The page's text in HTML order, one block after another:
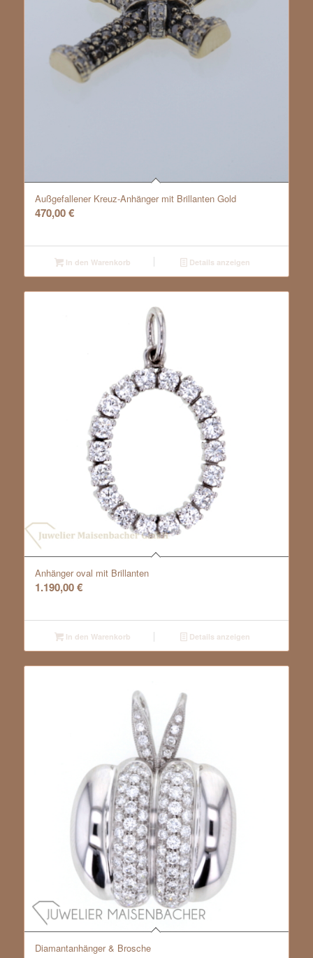
Außgefallener Kreuz-Anhänger mit Brillanten Gold
470,00€
In den Warenkorb Details anzeigen
Anhänger oval mit Brillanten
1.190,00€
In den Warenkorb Details anzeigen
Diamantanhänger & Brosche